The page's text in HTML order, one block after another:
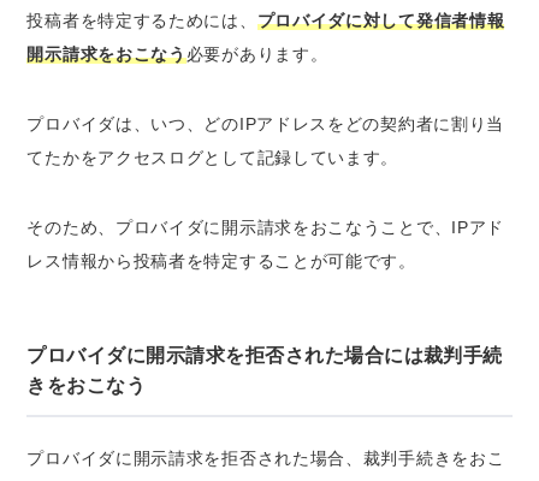
投稿者を特定するためには、 プロバイダに対して発信者情報
開示請求をおこなう必要があります。
プロバイダは、いつ、どのIPアドレスをどの契約者に割り当
てたかをアクセスログとして記録しています。
そのため、プロバイダに開示請求をおこなうことで、 IPアド
レス情報から投稿者を特定することが可能です。
プロバイダに開示請求を拒否された場合には裁判手続
きをおこなう
プロバイダに開示請求を拒否された場合、裁判手続きをおこ